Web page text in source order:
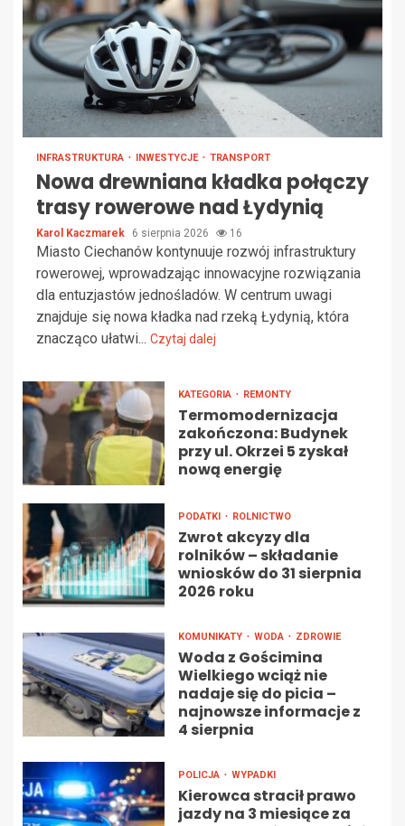
INFRASTRUKTURA INWESTYCJE TRANSPORT
Nowa drewniana kładka połączy
trasy rowerowe nad Łydynią
Karol Kaczmarek 6 sierpnia 2026 16
Miasto Ciechanów kontynuuje rozwój infrastruktury
rowerowej, wprowadzając innowacyjne rozwiązania
dla entuzjastów jednośladów. W centrum uwagi
znajduje się nowa kładka nad rzeką Łydynią, która
znacząco ułatwi... Czytaj dalej
KATEGORIA REMONTY
Termomodernizacja
zakończona: Budynek
przy ul. Okrzei 5 zyskał
nową energię
PODATKI ROLNICTWO
Zwrot akcyzy dla
rolników – składanie
wniosków do 31 sierpnia
2026 roku
KOMUNIKATY WODA ZDROWIE
Woda z Gościmina
Wielkiego wciąż nie
nadaje się do picia –
najnowsze informacje z
4 sierpnia
POLICJA WYPADKI
Kierowca stracił prawo
jazdy na 3 miesiące za